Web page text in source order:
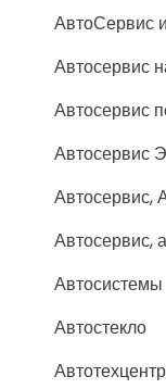
АвтоСервис
Автосервис
Автосервис
Автосервис
Автосервис,
Автосервис,
Автосистемы
Автостекло